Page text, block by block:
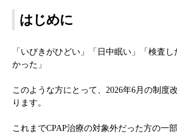
はじめに
「いびきがひどい」「日中眠い」「検査
かった」
このような方にとって、2026年6月の制度
ります。
これまでCPAP治療の対象外だった方の一